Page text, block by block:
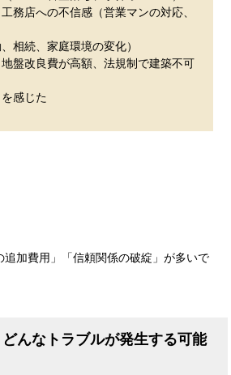
務店への不信感（営業マンの対応、
相続、家庭環境の変化）
盤改良費が高額、法規制で建築不可
感じた
加費用」「信頼関係の破綻」が多いで
んなトラブルが発生する可能